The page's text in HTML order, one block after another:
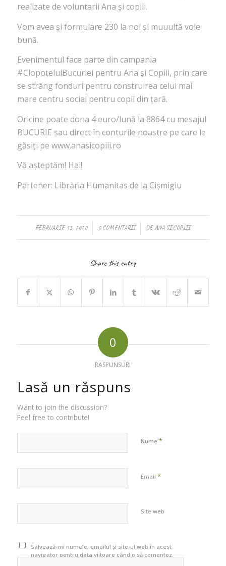
realizate de voluntarii Ana și copiii.
Vom avea și formulare 230 la noi și muuultă voie
bună.
Evenimentul face parte din campania
#ClopoțelulBucuriei pentru Ana și Copiii, prin care
se strâng fonduri pentru construirea celui mai
mare centru social pentru copii din țară.
Oricine poate dona 4 euro/lună la 8864 cu mesajul
BUCURIE sau direct în conturile noastre pe care le
găsiți pe www.anasicopiii.ro
Vă așteptăm! Hai!
Partener: Librăria Humanitas de la Cişmigiu
FEBRUARIE 13, 2020
/ 0 COMENTARII
/ DEANA SI COPIII
Share this entry
0
RASPUNSURI
Lasă un răspuns
Want to join the discussion?
Feel free to contribute!
Nume *
Email *
Site web
Salvează-mi numele, emailul și site-ul web în acest
navigator pentru data viitoare când o să comentez.